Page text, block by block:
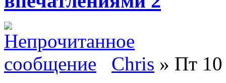
Chris » Пт